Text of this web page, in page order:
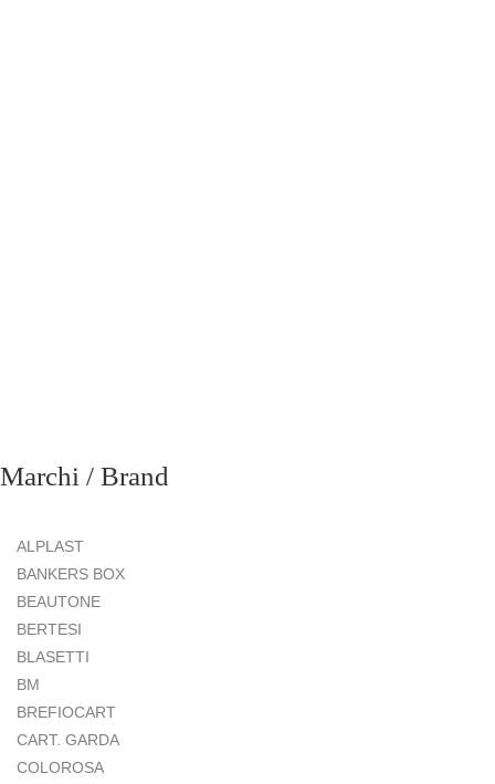
Marchi / Brand
ALPLAST
BANKERS BOX
BEAUTONE
BERTESI
BLASETTI
BM
BREFIOCART
CART. GARDA
COLOROSA